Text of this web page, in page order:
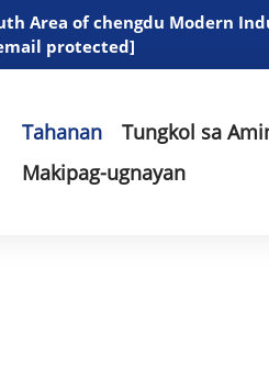
Area of chengdu Modern
protected]
Tahanan Tungkol sa
Makipag-ugnayan